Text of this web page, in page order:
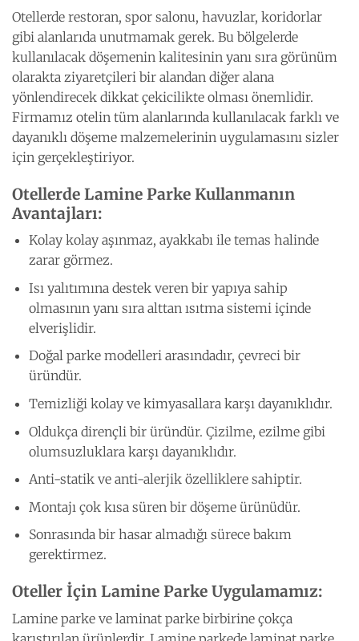
Otellerde restoran, spor salonu, havuzlar, koridorlar
gibi alanlarıda unutmamak gerek. Bu bölgelerde
kullanılacak döşemenin kalitesinin yanı sıra görünüm
olarakta ziyaretçileri bir alandan diğer alana
yönlendirecek dikkat çekicilikte olması önemlidir.
Firmamız otelin tüm alanlarında kullanılacak farklı ve
dayanıklı döşeme malzemelerinin uygulamasını sizler
için gerçekleştiriyor.
Otellerde Lamine Parke Kullanmanın
Avantajları:
Kolay kolay aşınmaz, ayakkabı ile temas halinde
zarar görmez.
Isı yalıtımına destek veren bir yapıya sahip
olmasının yanı sıra alttan ısıtma sistemi içinde
elverişlidir.
Doğal parke modelleri arasındadır, çevreci bir
üründür.
Temizliği kolay ve kimyasallara karşı dayanıklıdır.
Oldukça dirençli bir üründür. Çizilme, ezilme gibi
olumsuzluklara karşı dayanıklıdır.
Anti-statik ve anti-alerjik özelliklere sahiptir.
Montajı çok kısa süren bir döşeme ürünüdür.
Sonrasında bir hasar almadığı sürece bakım
gerektirmez.
Oteller İçin Lamine Parke Uygulamamız:
Lamine parke ve laminat parke birbirine çokça